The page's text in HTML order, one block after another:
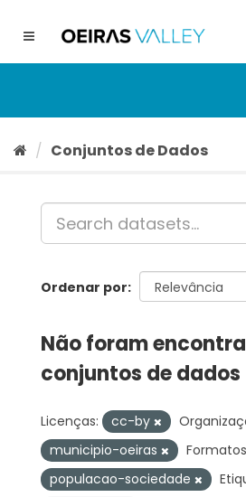
conteúdo
Toggle
Conjuntos de Dados
Ordenar por
Não foram
conjuntos de dados
Licenças: cc-by
municipio-oeiras
populacao-sociedade